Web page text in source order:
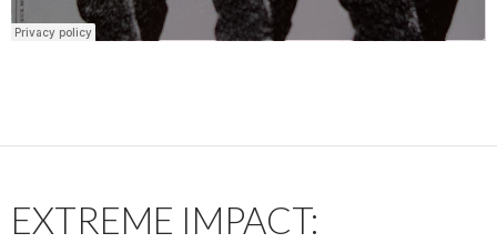
EXTREME IMPACT: